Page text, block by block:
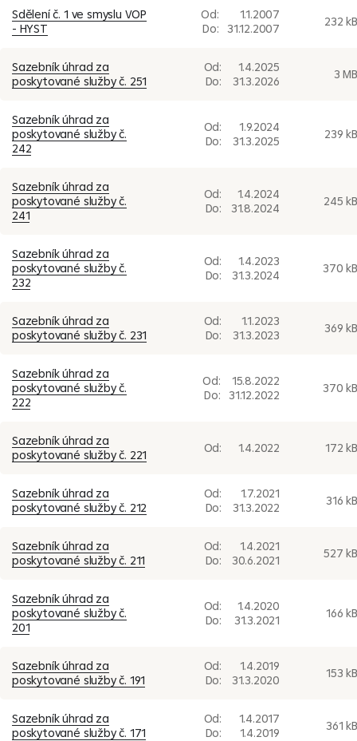
Sdělení č. 1 ve smyslu VOP
- HYST
Od:
1.1.2007
Do: 31.12.2007 232 kB
Sazebník úhrad za
poskytované služby č. 251
Od:
1.4.2025
Do:
31.3.2026 3 MB
Sazebník úhrad za
poskytované služby č.
242
Od:
1.9.2024
Do:
31.3.2025 239 kB
Sazebník úhrad za
poskytované služby č.
241
Od:
1.4.2024
Do:
31.8.2024 245 kB
Sazebník úhrad za
poskytované služby č.
232
Od:
1.4.2023
Do:
31.3.2024 370 kB
Sazebník úhrad za
poskytované služby č. 231
Od:
1.1.2023
Do:
31.3.2023 369 kB
Sazebník úhrad za
poskytované služby č.
222
Od:
15.8.2022
Do: 31.12.2022 370 kB
Sazebník úhrad za
poskytované služby č. 221
Od: 1.4.2022 172 kB
Sazebník úhrad za
poskytované služby č. 212
Od:
1.7.2021
Do:
31.3.2022 316 kB
Sazebník úhrad za
poskytované služby č. 211
Od:
1.4.2021
Do:
30.6.2021 527 kB
Sazebník úhrad za
poskytované služby č.
201
Od:
1.4.2020
Do:
31.3.2021 166 kB
Sazebník úhrad za
poskytované služby č. 191
Od:
1.4.2019
Do:
31.3.2020 153 kB
Sazebník úhrad za
poskytované služby č. 171
Od:
1.4.2017
Do:
1.4.2019 361 kB